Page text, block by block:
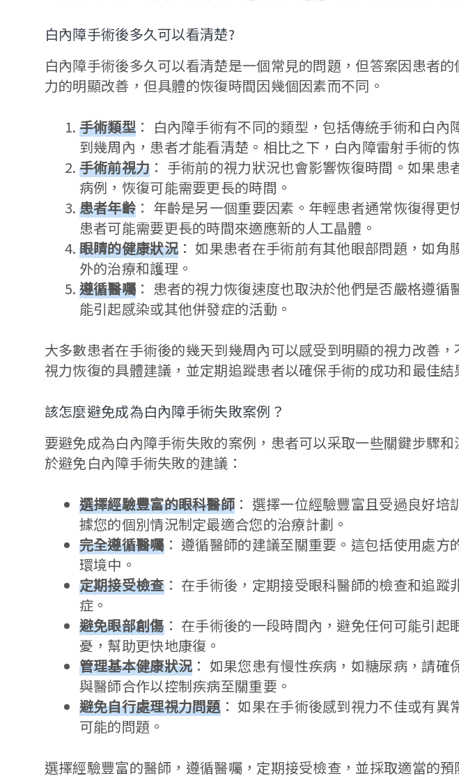
白內障手術後多久可以看清楚?
白內障手術後多久可以看清楚是一個常見的問題，但答案因患者
力的明顯改善，但具體的恢復時間因幾個因素而不同。
手術類型： 白內障手術有不同的類型，包括傳統手術和白
到幾周內，患者才能看清楚。相比之下，白內障雷射手術的
手術前視力 ： 手術前的視力狀況也會影響恢復時間。如果
病例，恢復可能需要更長的時間。
患者年齡： 年齡是另一個重要因素。年輕患者通常恢復得
患者可能需要更長的時間來適應新的人工晶體。
眼睛的健康狀況： 如果患者在手術前有其他眼部問題，如
外的治療和護理。
遵循醫囑： 患者的視力恢復速度也取決於他們是否嚴格遵
能引起感染或其他併發症的活動。
大多數患者在手術後的幾天到幾周內可以感受到明顯的視力改善，
視力恢復的具體建議，並定期追蹤患者以確保手術的成功和最佳結
該怎麼避免成為白內障手術失敗案例？
要避免成為白內障手術失敗的案例，患者可以采取一些關鍵步驟
於避免白內障手術失敗的建議：
選擇經驗豐富的眼科醫師 ： 選擇一位經驗豐富且受過良好
據您的個別情況制定最適合您的治療計劃。
完全遵循醫囑： 遵循醫師的建議至關重要。這包括使用處
環境中。
定期接受檢查： 在手術後，定期接受眼科醫師的檢查和追
症。
避免眼部創傷： 在手術後的一段時間內，避免任何可能引
憂，幫助更快地康復。
管理基本健康狀況 ： 如果您患有慢性疾病，如糖尿病，請
與醫師合作以控制疾病至關重要。
避免自行處理視力問題： 如果在手術後感到視力不佳或有
可能的問題。
選擇經驗豐富的醫師，遵循醫囑，定期接受檢查，並採取適當的